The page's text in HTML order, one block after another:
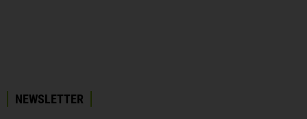
NEWSLETTER